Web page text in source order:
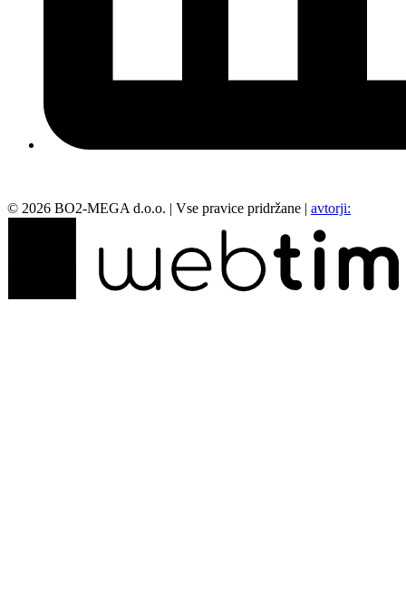
© 2026 BO2-MEGA d.o.o. | Vse pravice pridržane | avtorji: